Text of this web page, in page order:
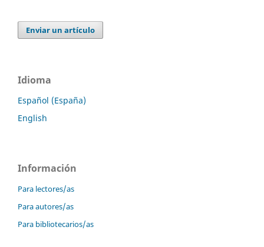
Enviar un artículo
Idioma
Español (España)
English
Información
Para lectores/as
Para autores/as
Para bibliotecarios/as